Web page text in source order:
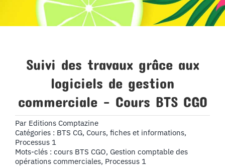
Suivi des travaux grâce aux
logiciels de gestion
commerciale – Cours BTS CGO
Par Editions Comptazine
Catégories : BTS CG, Cours, fiches et informations,
Processus 1
Mots-clés : cours BTS CGO, Gestion comptable des
opérations commerciales, Processus 1